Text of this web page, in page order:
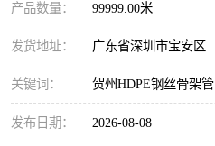
产品数量： 99999.00米
发货地址： 广东省深圳市宝安区
关键词： 贺州HDPE钢丝骨架管
发布日期： 2026-08-08